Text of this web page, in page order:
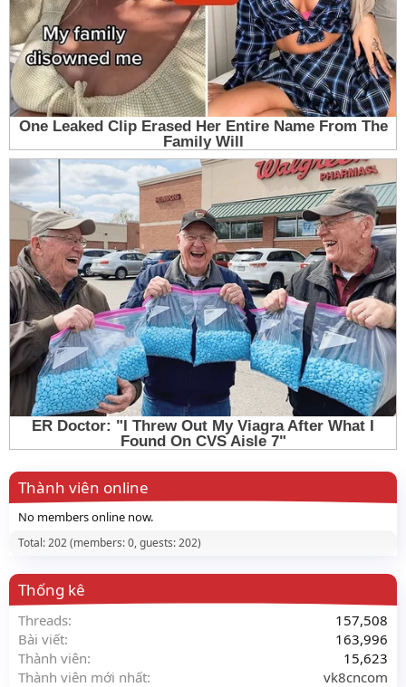
Thành viên online
No members online now.
Total: 202 (members: 0, guests: 202)
Thống kê
Threads
157,508
Bài viết
163,996
Thành viên
15,623
Thành viên mới nhất
vk8cncom